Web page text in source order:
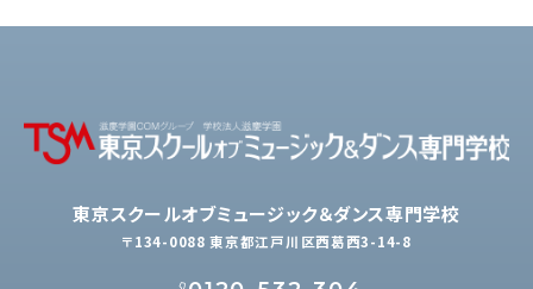
東京スクールオブミュージック＆ダンス専門学校
〒134-0088 東京都江戸川区西葛西3-14-8